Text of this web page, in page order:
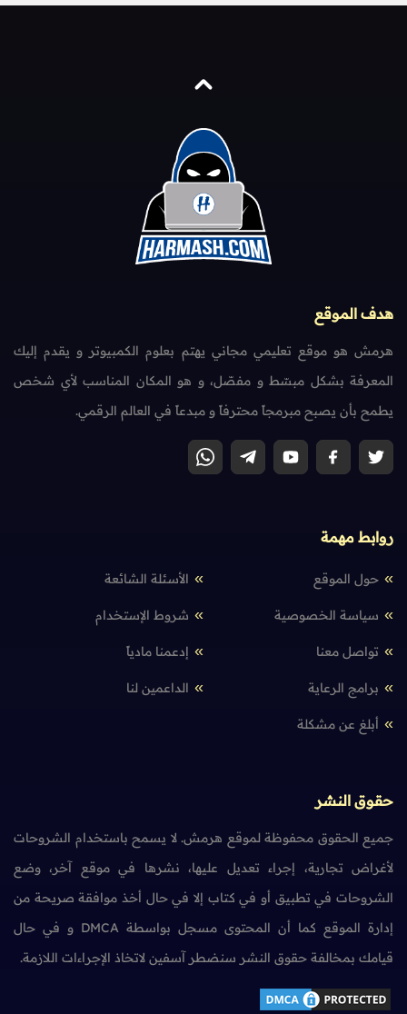
هدف الموقع
هرمش هو موقع تعليمي مجاني يهتم بعلوم الكمبيوتر و يقدم إليك
المعرفة بشكل مبسّط و مفصّل، و هو المكان المناسب لأي شخص
يطمح بأن يصبح مبرمجاً محترفاً و مبدعاً في العالم الرقمي.
روابط مهمة
حول الموقع الأسئلة الشائعة
سياسة الخصوصية شروط الإستخدام
تواصل معنا إدعمنا مادياً
برامج الرعاية الداعمين لنا
أبلغ عن مشكلة
حقوق النشر
جميع الحقوق محفوظة لموقع هرمش. لا يسمح باستخدام الشروحات
لأغراض تجارية، إجراء تعديل عليها، نشرها في موقع آخر، وضع
الشروحات في تطبيق أو في كتاب إلا في حال أخذ موافقة صريحة من
إدارة الموقع كما أن المحتوى مسجل بواسطة DMCA و في حال
قيامك بمخالفة حقوق النشر سنضطر آسفين لاتخاذ الإجراءات اللازمة.